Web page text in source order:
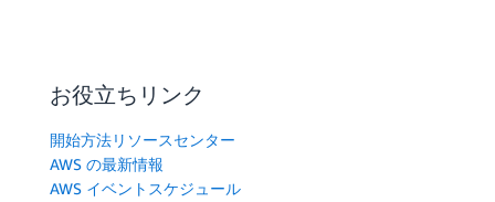
お役立ちリンク
開始方法リソースセンター
AWS の最新情報
AWS イベントスケジュール